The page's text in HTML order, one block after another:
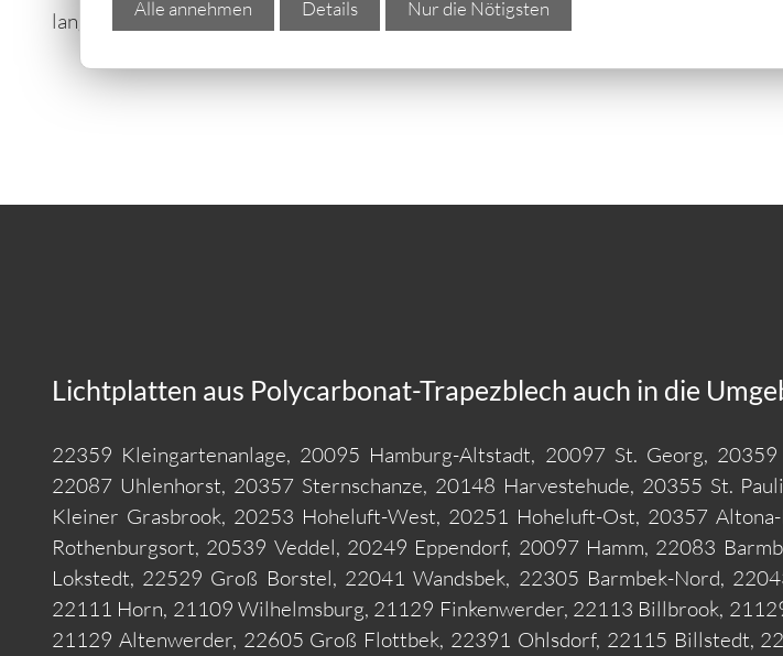
lange Freude haben.
Lichtplatten aus Polycarbonat-Trapezblech auch in die
22359 Kleingartenanlage, 20095 Hamburg-Altstadt, 20097 St. Georg,
22087 Uhlenhorst, 20357 Sternschanze, 20148 Harvestehude, 20355 St.
Kleiner Grasbrook, 20253 Hoheluft-West, 20251 Hoheluft-Ost, 20357
Rothenburgsort, 20539 Veddel, 20249 Eppendorf, 20097 Hamm, 22083
Lokstedt, 22529 Groß Borstel, 22041 Wandsbek, 22305 Barmbek-Nord,
22111 Horn, 21109 Wilhelmsburg, 21129 Finkenwerder, 22113 Billbrook,
21129 Altenwerder, 22605 Groß Flottbek, 22391 Ohlsdorf, 22115 Billstedt,
Alle annehmen Details Nur die Nötigsten